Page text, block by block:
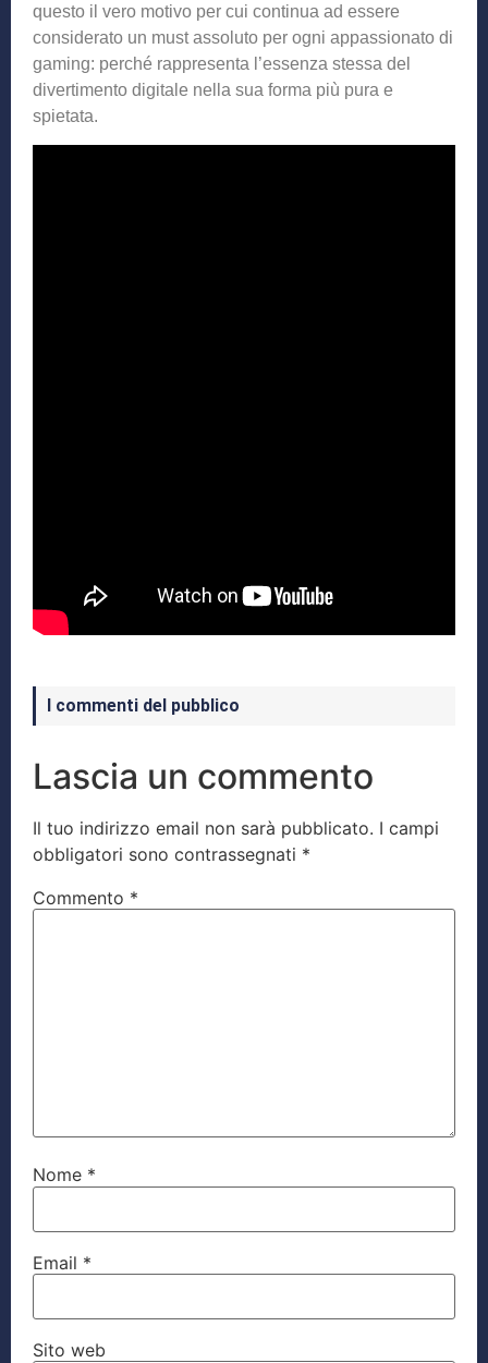
questo il vero motivo per cui continua ad essere
considerato un must assoluto per ogni appassionato di
gaming: perché rappresenta l’essenza stessa del
divertimento digitale nella sua forma più pura e
spietata.
I commenti del pubblico
Lascia un commento
Il tuo indirizzo email non sarà pubblicato. I campi
obbligatori sono contrassegnati *
Commento *
Nome *
Email *
Sito web